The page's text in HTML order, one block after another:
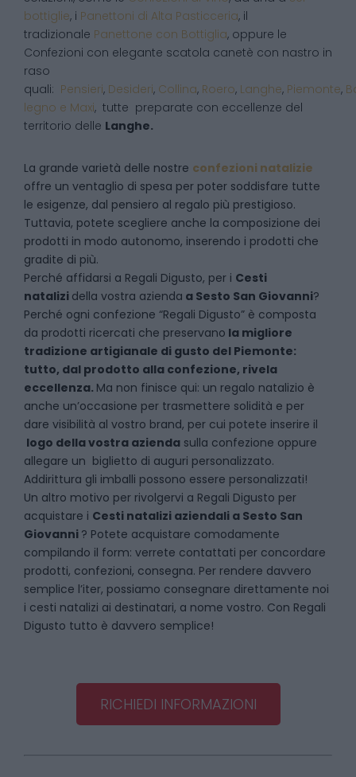
bottiglie, i Panettoni di Alta Pasticceria, il
tradizionale Panettone con Bottiglia, oppure le
Confezioni con elegante scatola canetè con nastro in
raso
quali: Pensieri, Desideri, Collina, Roero, Langhe, Piemonte,
legno e Maxi, tutte preparate con eccellenze del
territorio delle Langhe.
La grande varietà delle nostre confezioni natalizie
offre un ventaglio di spesa per poter soddisfare tutte
le esigenze, dal pensiero al regalo più prestigioso.
Tuttavia, potete scegliere anche la composizione dei
prodotti in modo autonomo, inserendo i prodotti che
gradite di più.
Perché affidarsi a Regali Digusto, per i Cesti
natalizi della vostra azienda a Sesto San Giovanni?
Perché ogni confezione “Regali Digusto” è composta
da prodotti ricercati che preservano la migliore
tradizione artigianale di gusto del Piemonte:
tutto, dal prodotto alla confezione, rivela
eccellenza. Ma non finisce qui: un regalo natalizio è
anche un’occasione per trasmettere solidità e per
dare visibilità al vostro brand, per cui potete inserire il
logo della vostra azienda sulla confezione oppure
allegare un biglietto di auguri personalizzato.
Addirittura gli imballi possono essere personalizzati!
Un altro motivo per rivolgervi a Regali Digusto per
acquistare i Cesti natalizi aziendali a Sesto San
Giovanni ? Potete acquistare comodamente
compilando il form: verrete contattati per concordare
prodotti, confezioni, consegna. Per rendere davvero
semplice l’iter, possiamo consegnare direttamente noi
i cesti natalizi ai destinatari, a nome vostro. Con Regali
Digusto tutto è davvero semplice!
RICHIEDI INFORMAZIONI